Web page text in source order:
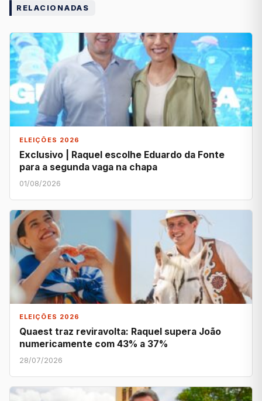
RELACIONADAS
ELEIÇÕES 2026
Exclusivo | Raquel escolhe Eduardo da Fonte
para a segunda vaga na chapa
01/08/2026
ELEIÇÕES 2026
Quaest traz reviravolta: Raquel supera João
numericamente com 43% a 37%
28/07/2026